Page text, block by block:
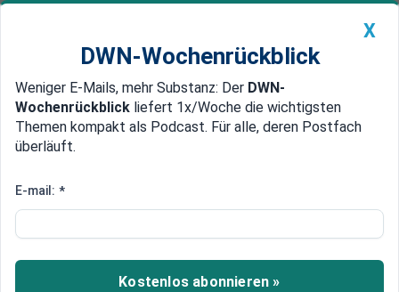
Newsticker MEIN DWN: Geldanlage Premium
Edelmetalle DWN-Magazin China
Zahl der Toten steigt auf über 50
US-Ostküste im Chaos: Banden
nutzen Stromausfall für
Plünderungen
X
DWN-Wochenrückblick
Weniger E-Mails, mehr Substanz: Der DWN-
Wochenrückblick liefert 1x/Woche die wichtigsten
Themen kompakt als Podcast. Für alle, deren Postfach
überläuft.
E-mail: *
Kostenlos abonnieren »